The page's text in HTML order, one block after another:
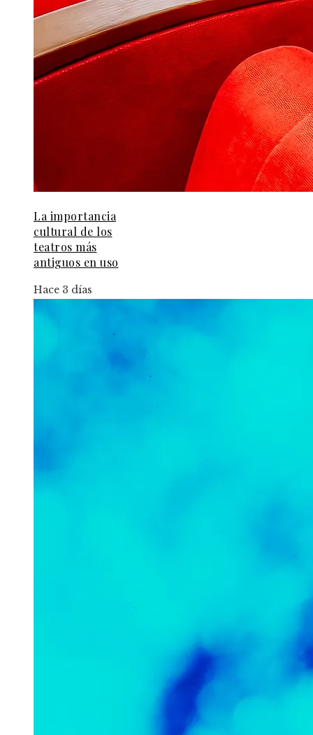
La importancia
cultural de los
teatros más
antiguos en uso
Hace 3 días